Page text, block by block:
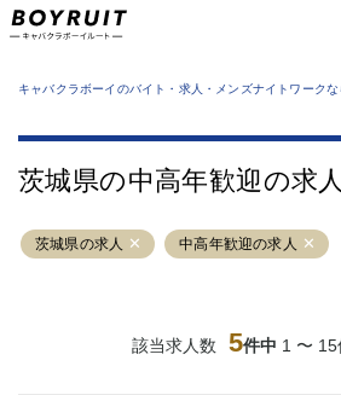
業種から探す
運営者情報
サイトマップ
キャバクラボーイのバイト・求人・メンズナイトワーク
茨城県の中高年歓迎の求
茨城県の求人 中高年歓迎の求人
該当求人数 5件中 1 〜
六本木
池袋
吉祥寺
練馬
恵比寿